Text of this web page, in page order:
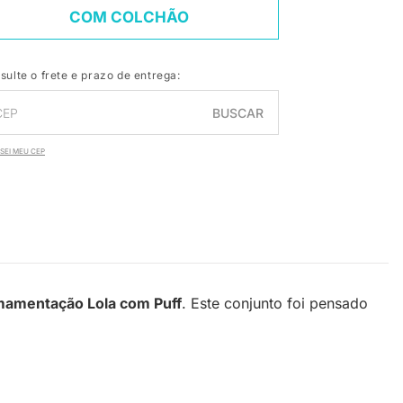
COM COLCHÃO
o frete e prazo de entrega:
BUSCAR
MEU CEP
Lola com Puff. Este conjunto foi pensado